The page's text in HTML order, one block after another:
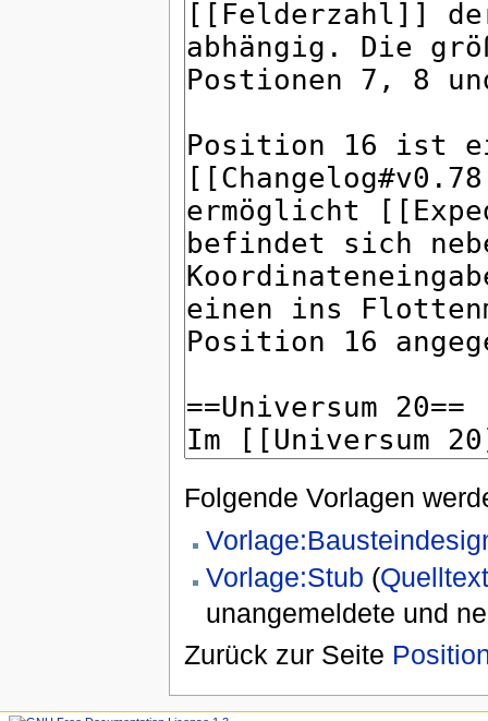
Folgende Vorlagen
Vorlage:Stub (
unangemeldete und
Zurück zur Seite